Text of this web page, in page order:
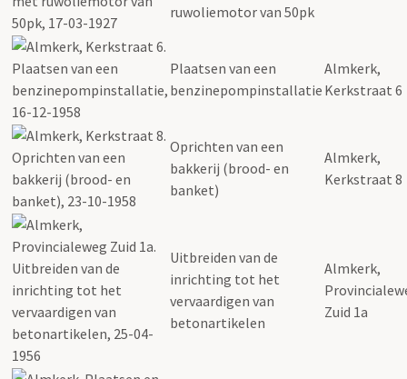
ruwoliemotor van 50pk
Plaatsen van een
benzinepompinstallatie
Almkerk,
Kerkstraat 6
Oprichten van een
bakkerij (brood- en
banket)
Almkerk,
Kerkstraat 8
Uitbreiden van de
inrichting tot het
vervaardigen van
betonartikelen
Almkerk,
Zuid 1a